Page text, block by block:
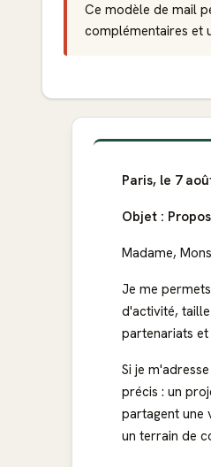
Ce modèle de mail
complémentaires et
Paris, le 7
Objet :
Madame,
Je me
d'activité,
partenariats
Si je
précis : un
partagent une
un terrain de